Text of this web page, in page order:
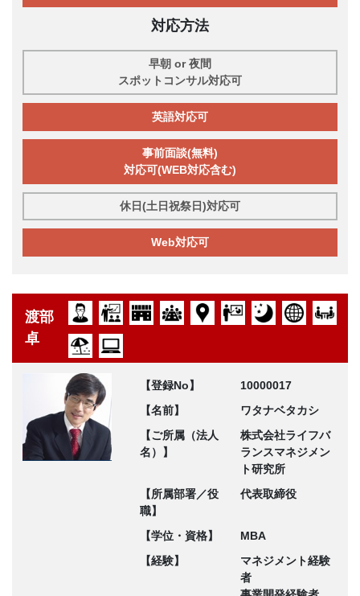
対応方法
早朝 or 夜間
スポットコンサル対応可
英語対応可
事前面談(無料)
対応可(WEB対応含む)
休日(土日祝祭日)対応可
Web対応可
渡部
卓
【登録No】
10000017
【名前】
ワタナベタカシ
【ご所属（法人
名）】
株式会社ライフバ
ランスマネジメン
ト研究所
【所属部署／役
職】
代表取締役
【学位・資格】
MBA
【経験】
マネジメント経験
者